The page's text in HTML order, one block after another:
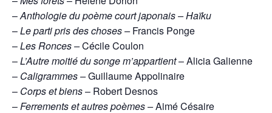
–Anthologie du poème court japonais – Haïku
–Le parti pris des choses –Francis Ponge
–Les Ronces –Cécile Coulon
–L’Autre moitié du songe m’appartient– Alicia Galienne
– Caligrammes –Guillaume Appolinaire
– Corps et biens– Robert Desnos
–Ferrements et autres poèmes –Aimé Césaire